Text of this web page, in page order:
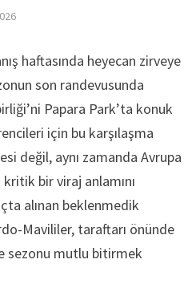
haftasında heyecan zirveye
son randevusunda
Papara Park’ta konuk
için bu karşılaşma
değil, aynı zamanda Avrupa
bir viraj anlamını
alınan beklenmedik
Mavililer, taraftarı önünde
sezonu mutlu bitirmek